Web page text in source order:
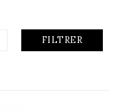
FILTRER